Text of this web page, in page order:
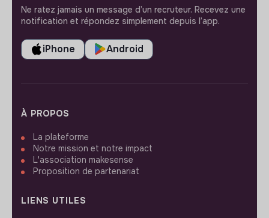
Ne ratez jamais un message d’un recruteur. Recevez une
notification et répondez simplement depuis l’app.
iPhone Android
À PROPOS
La plateforme
Notre mission et notre impact
L'association makesense
Proposition de partenariat
LIENS UTILES